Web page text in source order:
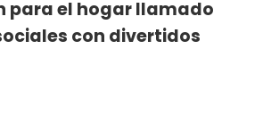
para el hogar llamado
con divertidos